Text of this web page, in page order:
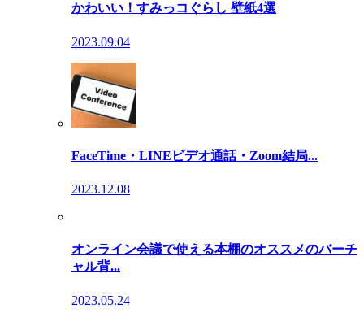
かわいい！すみっコぐらし 壁紙4選
2023.09.04
FaceTime・LINEビデオ通話・Zoom結局...
2023.12.08
オンライン会議で使える本棚のオススメのバーチ
ャル背...
2023.05.24